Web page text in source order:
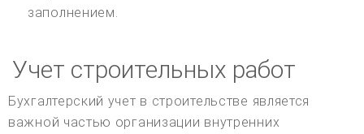
заполнением.
Учет строительных работ
Бухгалтерский учет в строительстве является
важной частью организации внутренних